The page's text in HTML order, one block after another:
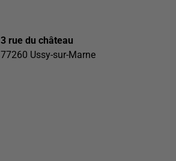
3 rue du château
77260 Ussy-sur-Marne